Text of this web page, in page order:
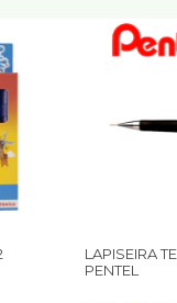
LAPISEIRA
PENTEL